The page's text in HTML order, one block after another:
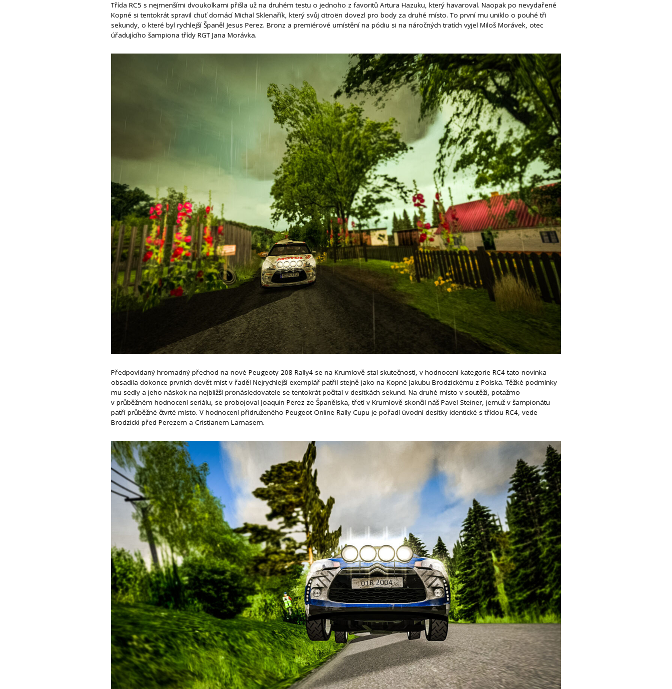
Třída RC5 s nejmenšími dvoukolkami přišla už na druhém testu o jednoho z favoritů Artura Hazuku, který havaroval. Naopak po nevydařené
Kopné si tentokrát spravil chuť domácí Michal Sklenařík, který svůj citroën dovezl pro body za druhé místo. To první mu uniklo o pouhé tři
sekundy, o které byl rychlejší Španěl Jesus Perez. Bronz a premiérové umístění na pódiu si na náročných tratích vyjel Miloš Morávek, otec
úřadujícího šampiona třídy RGT Jana Morávka.
Předpovídaný hromadný přechod na nové Peugeoty 208 Rally4 se na Krumlově stal skutečností, v hodnocení kategorie RC4 tato novinka
obsadila dokonce prvních devět míst v řadě! Nejrychlejší exemplář patřil stejně jako na Kopné Jakubu Brodzickému z Polska. Těžké podmínky
mu sedly a jeho náskok na nejbližší pronásledovatele se tentokrát počítal v desítkách sekund. Na druhé místo v soutěži, potažmo
v průběžném hodnocení seriálu, se probojoval Joaquin Perez ze Španělska, třetí v Krumlově skončil náš Pavel Steiner, jemuž v šampionátu
patří průběžné čtvrté místo. V hodnocení přidruženého Peugeot Online Rally Cupu je pořadí úvodní desítky identické s třídou RC4, vede
Brodzicki před Perezem a Cristianem Lamasem.